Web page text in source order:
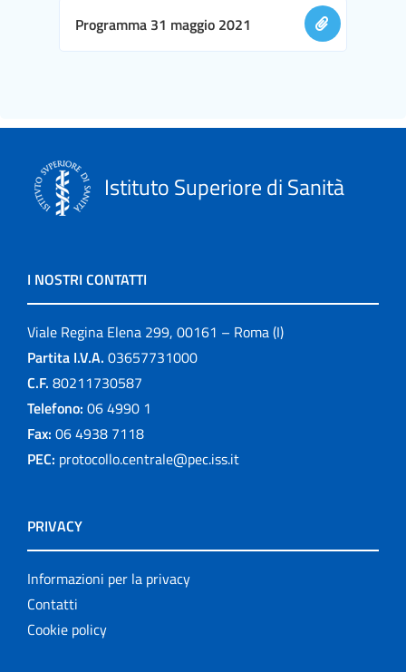
Programma 31 maggio 2021
Istituto Superiore di Sanità
I NOSTRI CONTATTI
Viale Regina Elena 299, 00161 – Roma (I)
Partita I.V.A. 03657731000
C.F. 80211730587
Telefono: 06 4990 1
Fax: 06 4938 7118
PEC: protocollo.centrale@pec.iss.it
PRIVACY
Informazioni per la privacy
Contatti
Cookie policy